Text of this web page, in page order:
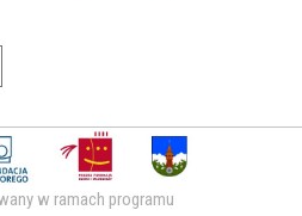
w ramach programu